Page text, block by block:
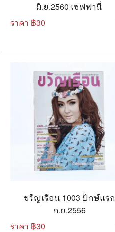
มิ.ย.2560 เซฟฟานี่
ราคา ฿30
ขวัญเรือน 1003 ปักษ์แรก
ก.ย.2556
ราคา ฿30
🥘 อาหาร สุขภาพ ความงาม
🏡 บ้านและสวน
🎸 ดนตรี ภาพยนตร์
🖥️ คอมพิวเตอร์ เทคโนโลยี
หนังสือทั่วไป พ็อกเก็ตบุ๊ค
🦄 วรรณกรรม นิยาย เรื่องสั้น